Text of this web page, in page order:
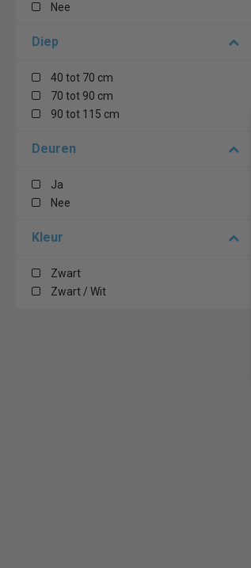
Nee
Diep
40 tot 70 cm
70 tot 90 cm
90 tot 115 cm
Deuren
Ja
Nee
Kleur
Zwart
Zwart / Wit